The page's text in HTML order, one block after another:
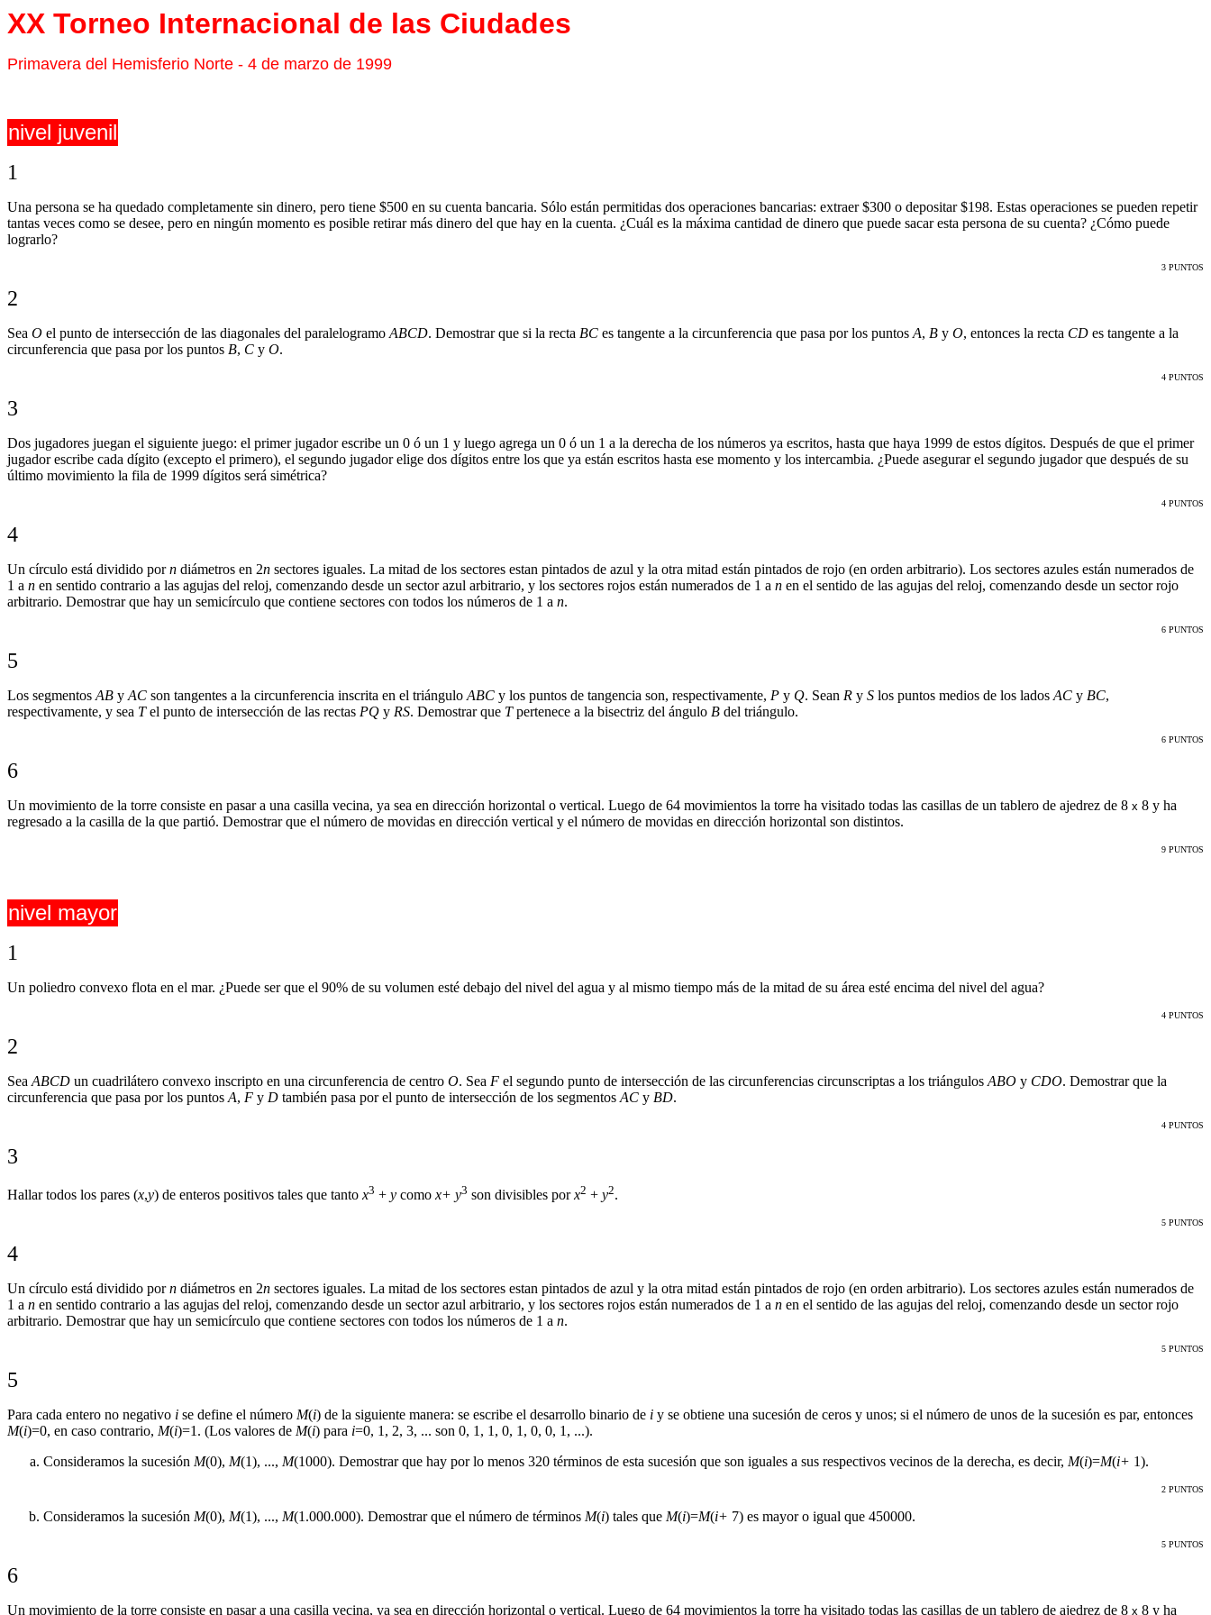
XX Torneo Internacional de las Ciudades
Primavera del Hemisferio Norte - 4 de marzo de 1999
nivel juvenil
1
Una persona se ha quedado completamente sin dinero, pero tiene $500 en su cuenta bancaria. Sólo están permitidas dos operaciones bancarias: extraer $300 o depositar $198. Estas operaciones se pueden repetir
tantas veces como se desee, pero en ningún momento es posible retirar más dinero del que hay en la cuenta. ¿Cuál es la máxima cantidad de dinero que puede sacar esta persona de su cuenta? ¿Cómo puede
lograrlo?
3 PUNTOS
2
Sea O el punto de intersección de las diagonales del paralelogramo ABCD. Demostrar que si la recta BC es tangente a la circunferencia que pasa por los puntos A, B y O, entonces la recta CD es tangente a la
circunferencia que pasa por los puntos B, C y O.
4 PUNTOS
3
Dos jugadores juegan el siguiente juego: el primer jugador escribe un 0 ó un 1 y luego agrega un 0 ó un 1 a la derecha de los números ya escritos, hasta que haya 1999 de estos dígitos. Después de que el primer
jugador escribe cada dígito (excepto el primero), el segundo jugador elige dos dígitos entre los que ya están escritos hasta ese momento y los intercambia. ¿Puede asegurar el segundo jugador que después de su
último movimiento la fila de 1999 dígitos será simétrica?
4 PUNTOS
4
Un círculo está dividido porn diámetros en 2n sectores iguales. La mitad de los sectores estan pintados de azul y la otra mitad están pintados de rojo (en orden arbitrario). Los sectores azules están numerados de
1 a n en sentido contrario a las agujas del reloj, comenzando desde un sector azul arbitrario, y los sectores rojos están numerados de 1 a n en el sentido de las agujas del reloj, comenzando desde un sector rojo
arbitrario. Demostrar que hay un semicírculo que contiene sectores con todos los números de 1 a n.
6 PUNTOS
5
Los segmentos AB y AC son tangentes a la circunferencia inscrita en el triángulo ABC y los puntos de tangencia son, respectivamente, P y Q. Sean R y S los puntos medios de los lados AC y BC,
respectivamente, y sea Tel punto de intersección de las rectas PQ y RS. Demostrar que Tpertenece a la bisectriz del ángulo B del triángulo.
6 PUNTOS
6
Un movimiento de la torre consiste en pasar a una casilla vecina, ya sea en dirección horizontal o vertical. Luego de 64 movimientos la torre ha visitado todas las casillas de un tablero de ajedrez de 8 x 8 y ha
regresado a la casilla de la que partió. Demostrar que el número de movidas en dirección vertical y el número de movidas en dirección horizontal son distintos.
9 PUNTOS
nivel mayor
1
Un poliedro convexo flota en el mar. ¿Puede ser que el 90% de su volumen esté debajo del nivel del agua y al mismo tiempo más de la mitad de su área esté encima del nivel del agua?
4 PUNTOS
2
Sea ABCD un cuadrilátero convexo inscripto en una circunferencia de centro O. Sea F el segundo punto de intersección de las circunferencias circunscriptas a los triángulos ABO y CDO. Demostrar que la
circunferencia que pasa por los puntos A, F y D también pasa por el punto de intersección de los segmentos AC y BD.
4 PUNTOS
3
Hallar todos los pares (x,y) de enteros positivos tales que tanto x3 + y como x+ y3 son divisibles porx2 + y2.
5 PUNTOS
4
Un círculo está dividido porn diámetros en 2n sectores iguales. La mitad de los sectores estan pintados de azul y la otra mitad están pintados de rojo (en orden arbitrario). Los sectores azules están numerados de
1 a n en sentido contrario a las agujas del reloj, comenzando desde un sector azul arbitrario, y los sectores rojos están numerados de 1 a n en el sentido de las agujas del reloj, comenzando desde un sector rojo
arbitrario. Demostrar que hay un semicírculo que contiene sectores con todos los números de 1 a n.
5 PUNTOS
5
Para cada entero no negativo i se define el número M(i) de la siguiente manera: se escribe el desarrollo binario de i y se obtiene una sucesión de ceros y unos; si el número de unos de la sucesión es par, entonces
M(i)=0, en caso contrario, M(i)=1. (Los valores de M(i) para i=0, 1, 2, 3, ... son 0, 1, 1, 0, 1, 0, 0, 1, ...).
Consideramos la sucesión M(0), M(1), ..., M(1000). Demostrar que hay por lo menos 320 términos de esta sucesión que son iguales a sus respectivos vecinos de la derecha, es decir, M(i)=M(i+ 1).
2 PUNTOS
Consideramos la sucesión M(0), M(1), ..., M(1.000.000). Demostrar que el número de términos M(i) tales que M(i)=M(i+ 7) es mayor o igual que 450000.
5 PUNTOS
6
Un movimiento de la torre consiste en pasar a una casilla vecina, ya sea en dirección horizontal o vertical. Luego de 64 movimientos la torre ha visitado todas las casillas de un tablero de ajedrez de 8 x 8 y ha